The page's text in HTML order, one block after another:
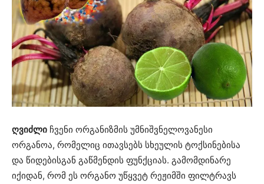
ღვიძლი ჩვენი ორგანიზმის უმნიშვნელოვანესი
ორგანოა, რომელიც ითავსებს სხეულის ტოქსინებისა
და წიდებისგან გაწმენდის ფუნქციას. გამომდინარე
იქიდან, რომ ეს ორგანო უწყვეტ რეჟიმში ფილტრავს